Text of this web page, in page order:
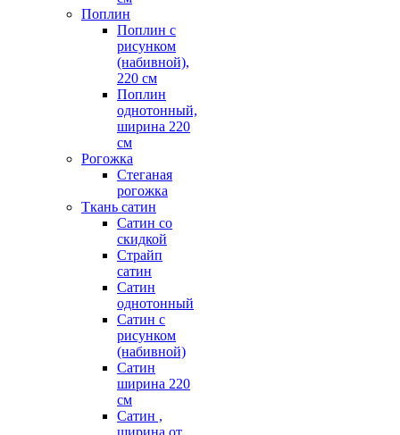
Поплин
Поплин с
рисунком
(набивной),
220 см
Поплин
однотонный,
ширина 220
см
Рогожка
Стеганая
рогожка
Ткань сатин
Сатин со
скидкой
Страйп
сатин
Сатин
однотонный
Сатин с
рисунком
(набивной)
Сатин
ширина 220
см
Сатин ,
ширина от